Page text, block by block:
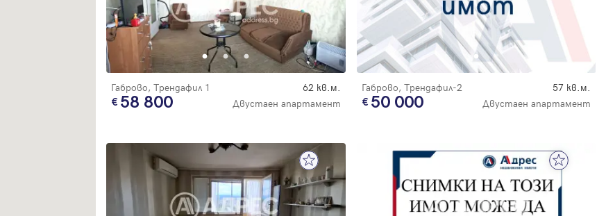
Габрово, Трендафил 1 62 кв.м.
58 800 Двустаен апартамент
Габрово, Трендафил-2 57 кв.м.
50 000 Двустаен апартамент